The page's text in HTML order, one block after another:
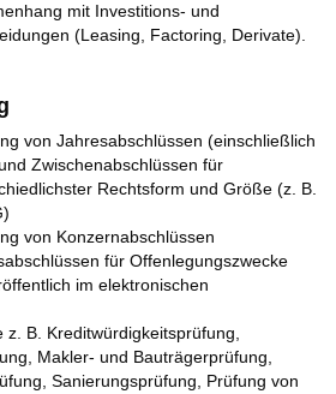
mit Investitions- und
(Leasing, Factoring, Derivate).
von Jahresabschlüssen (einschließlich
Zwischenabschlüssen für
Rechtsform und Größe (z. B.
von Konzernabschlüssen
für Offenlegungszwecke
im elektronischen
z. B. Kreditwürdigkeitsprüfung,
Makler- und Bauträgerprüfung,
Sanierungsprüfung, Prüfung von